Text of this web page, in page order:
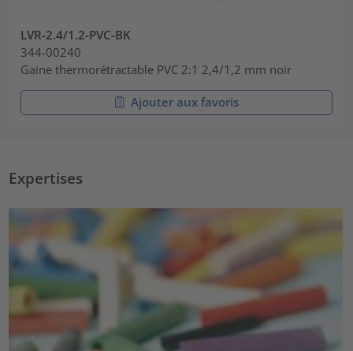
LVR-2.4/1.2-PVC-BK
344-00240
Gaine thermorétractable PVC 2:1 2,4/1,2 mm noir
Ajouter aux favoris
Expertises